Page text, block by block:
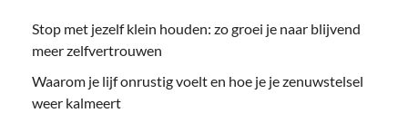
Stop met jezelf klein houden: zo groei je naar blijvend
meer zelfvertrouwen
Waarom je lijf onrustig voelt en hoe je je zenuwstelsel
weer kalmeert